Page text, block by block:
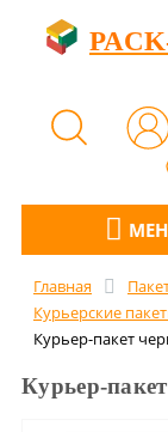
Главная
Курьерские
Курьер-пакет
Курьер-